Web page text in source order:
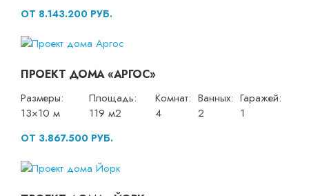
ОТ 8.143.200 РУБ.
ПРОЕКТ ДОМА «АРГОС»
Размеры:
13×10 м
Площадь:
119 м2
Комнат:
4
Ванных:
2
Гаражей:
1
ОТ 3.867.500 РУБ.